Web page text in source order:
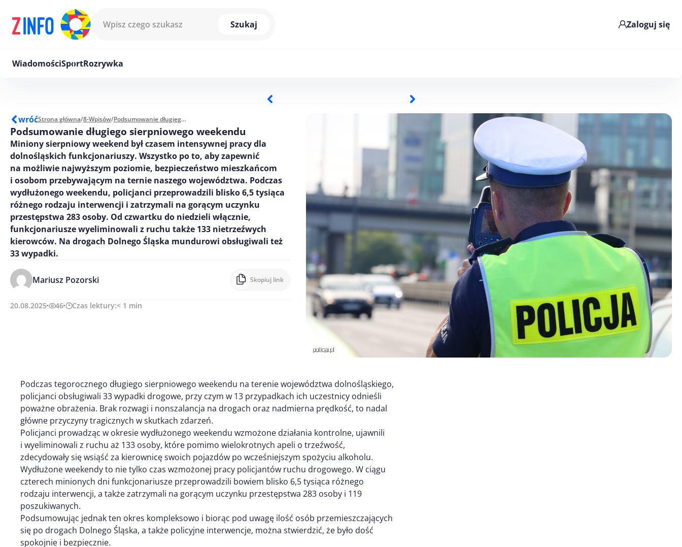
Szukaj
Zaloguj się
WiadomościSportRozrywka
wróćStrona główna/8-Wpisów/ Podsumowanie długiego sierpniowego weekendu
Podsumowanie długiego sierpniowego weekendu
Miniony sierpniowy weekend był czasem intensywnej pracy dla
dolnośląskich funkcjonariuszy. Wszystko po to, aby zapewnić
na możliwie najwyższym poziomie, bezpieczeństwo mieszkańcom
i osobom przebywającym na ternie naszego województwa. Podczas
wydłużonego weekendu, policjanci przeprowadzili blisko 6,5 tysiąca
różnego rodzaju interwencji i zatrzymali na gorącym uczynku
przestępstwa 283 osoby. Od czwartku do niedzieli włącznie,
funkcjonariusze wyeliminowali z ruchu także 133 nietrzeźwych
kierowców. Na drogach Dolnego Śląska mundurowi obsługiwali też
33 wypadki.
Mariusz Pozorski Skopiuj link
20.08.2025 46 Czas lektury:< 1 min
Podczas tegorocznego długiego sierpniowego weekendu na terenie województwa dolnośląskiego,
policjanci obsługiwali 33 wypadki drogowe, przy czym w 13 przypadkach ich uczestnicy odnieśli
poważne obrażenia. Brak rozwagi i nonszalancja na drogach oraz nadmierna prędkość, to nadal
główne przyczyny tragicznych w skutkach zdarzeń.
Policjanci prowadząc w okresie wydłużonego weekendu wzmożone działania kontrolne, ujawnili
i wyeliminowali z ruchu aż 133 osoby, które pomimo wielokrotnych apeli o trzeźwość,
zdecydowały się wsiąść za kierownicę swoich pojazdów po wcześniejszym spożyciu alkoholu.
Wydłużone weekendy to nie tylko czas wzmożonej pracy policjantów ruchu drogowego. W ciągu
czterech minionych dni funkcjonariusze przeprowadzili bowiem blisko 6,5 tysiąca różnego
rodzaju interwencji, a także zatrzymali na gorącym uczynku przestępstwa 283 osoby i 119
poszukiwanych.
Podsumowując jednak ten okres kompleksowo i biorąc pod uwagę ilość osób przemieszczających
się po drogach Dolnego Śląska, a także policyjne interwencje, można stwierdzić, że było dość
spokojnie i bezpiecznie.